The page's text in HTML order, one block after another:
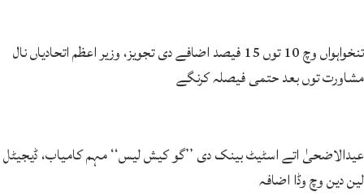
تنخواہواں وچ 10 توں 15 فیصد اضافے دی تجویز، وزیر اعظم اتحادیاں نال
مشاورت توں بعد حتمی فیصلہ کرنگے
عیدالاضحیٰ اتے اسٹیٹ بینک دی ’’گو کیش لیس‘‘ مہم کامیاب، ڈیجیٹل
لین دین وچ وڈا اضافہ